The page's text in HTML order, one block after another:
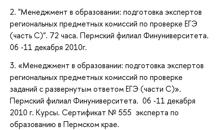
2. "Менеджмент в образовании: подготовка экспертов
региональных предметных комиссий по проверке ЕГЭ
(часть С)". 72 часа. Пермский филиал Финуниверситета.
06 -11 декабря 2010г.
3. «Менеджмент в образовании: подготовка экспертов
региональных предметных комиссий по проверке
заданий с развернутым ответом ЕГЭ (части С)».
Пермский филиал Финуниверситета. 06 -11 декабря
2010 г. Курсы. Сертификат № 555 эксперта по
образованию в Пермском крае.